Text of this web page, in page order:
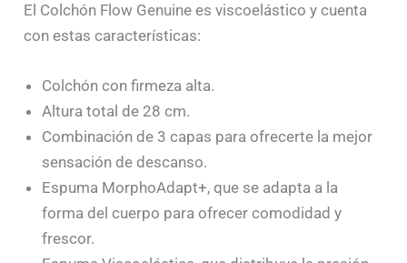
El Colchón Flow Genuine es viscoelástico y cuenta
con estas características:
Colchón con firmeza alta.
Altura total de 28 cm.
Combinación de 3 capas para ofrecerte la mejor
sensación de descanso.
Espuma MorphoAdapt+, que se adapta a la
forma del cuerpo para ofrecer comodidad y
frescor.